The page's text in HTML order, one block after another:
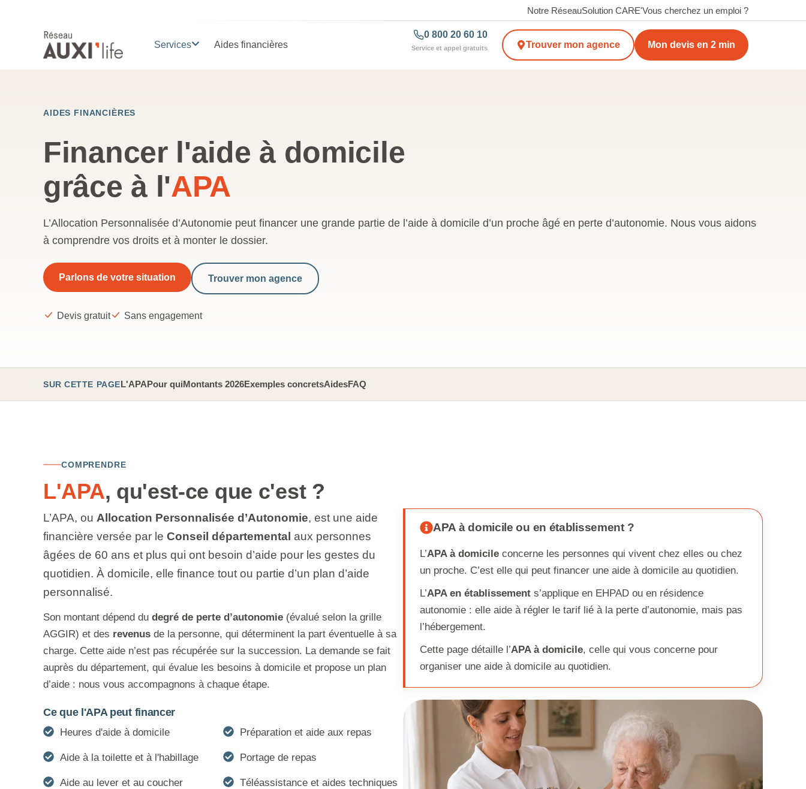
Notre RéseauSolution CARE'Vous cherchez un emploi ?
Services Aides financières
0 800 20 60 10
Service et appel gratuits Trouver mon agence Mon devis en 2 min
AIDES FINANCIÈRES
Financer l'aide à domicile
grâce à l'APA
L’Allocation Personnalisée d’Autonomie peut financer une grande partie de l’aide à domicile d’un proche âgé en perte d’autonomie. Nous vous aidons
à comprendre vos droits et à monter le dossier.
Parlons de votre situation Trouver mon agence
Devis gratuit Sans engagement
SUR CETTE PAGEL'APAPour quiMontants 2026Exemples concretsAidesFAQ
COMPRENDRE
L'APA, qu'est-ce que c'est ?
L’APA, ou Allocation Personnalisée d’Autonomie, est une aide
financière versée par le Conseil départemental aux personnes
âgées de 60 ans et plus qui ont besoin d’aide pour les gestes du
quotidien. À domicile, elle finance tout ou partie d’un plan d’aide
personnalisé.
Son montant dépend du degré de perte d’autonomie (évalué selon la grille
AGGIR) et des revenus de la personne, qui déterminent la part éventuelle à sa
charge. Cette aide n’est pas récupérée sur la succession. La demande se fait
auprès du département, qui évalue les besoins à domicile et propose un plan
d’aide : nous vous accompagnons à chaque étape.
Ce que l'APA peut financer
Heures d'aide à domicile
Aide à la toilette et à l'habillage
Aide au lever et au coucher
Préparation et aide aux repas
Portage de repas
Téléassistance et aides techniques
APA à domicile ou en établissement ?
L’APA à domicile concerne les personnes qui vivent chez elles ou chez
un proche. C’est elle qui peut financer une aide à domicile au quotidien.
L’APA en établissement s’applique en EHPAD ou en résidence
autonomie : elle aide à régler le tarif lié à la perte d’autonomie, mais pas
l’hébergement.
Cette page détaille l’APA à domicile, celle qui vous concerne pour
organiser une aide à domicile au quotidien.